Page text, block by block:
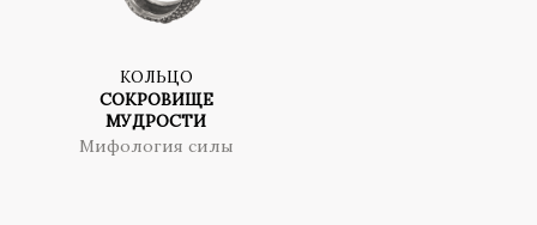
КОЛЬЦО
СОКРОВИЩЕ
МУДРОСТИ
Мифология силы